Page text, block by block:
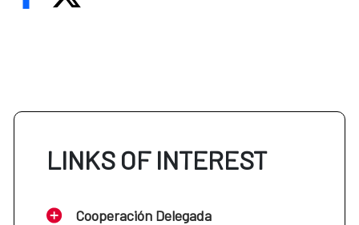
LINKS OF INTEREST
Cooperación Delegada